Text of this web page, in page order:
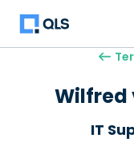
Wilfred
IT